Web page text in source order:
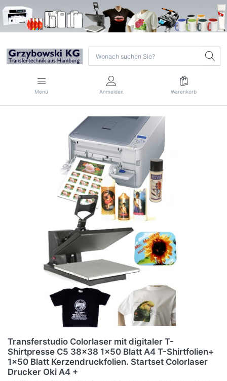
Menü Anmelden Warenkorb
Transferstudio Colorlaser mit digitaler T-
Shirtpresse C5 38x38 1x50 Blatt A4 T-Shirtfolien+
1x50 Blatt Kerzendruckfolien. Startset Colorlaser
Drucker Oki A4 +